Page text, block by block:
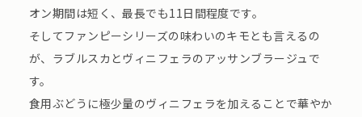
オン期間は短く、最長でも11日間程度です。
そしてファンピーシリーズの味わいのキモとも言えるの
が、ラブルスカとヴィニフェラのアッサンブラージュで
す。
食用ぶどうに極少量のヴィニフェラを加えることで華やか